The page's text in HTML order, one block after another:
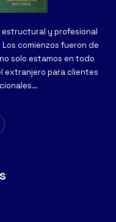
y profesional
comienzos fueron de
solo estamos en todo
extranjero para clientes